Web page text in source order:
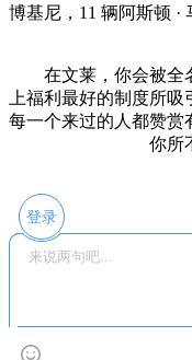
博基尼，11 辆阿斯顿 ·
在文莱，你会被全名
上福利最好的制度所
每一个来过的人都赞赏
你所
登录